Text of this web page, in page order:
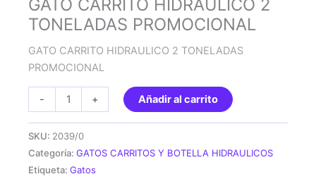
GATO CARRITO HIDRAULICO 2
TONELADAS PROMOCIONAL
GATO CARRITO HIDRAULICO 2 TONELADAS
PROMOCIONAL
-
CARRITO
TONELADAS
PROMOCIONAL
+ Añadir al carrito
SKU: 2039/0
Categoría: GATOS CARRITOS Y BOTELLA HIDRAULICOS
Etiqueta: Gatos